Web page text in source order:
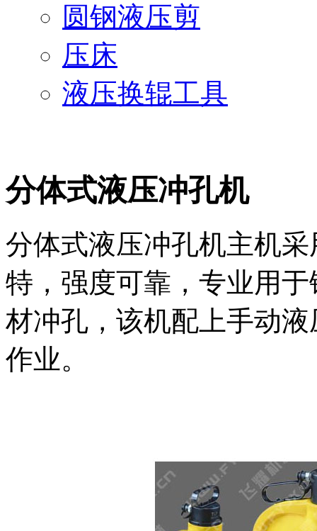
圆钢液压剪
压床
液压换辊工具
分体式液压冲孔机
分体式液压冲孔机主机
特，强度可靠，专业用
材冲孔，该机配上手动
作业。